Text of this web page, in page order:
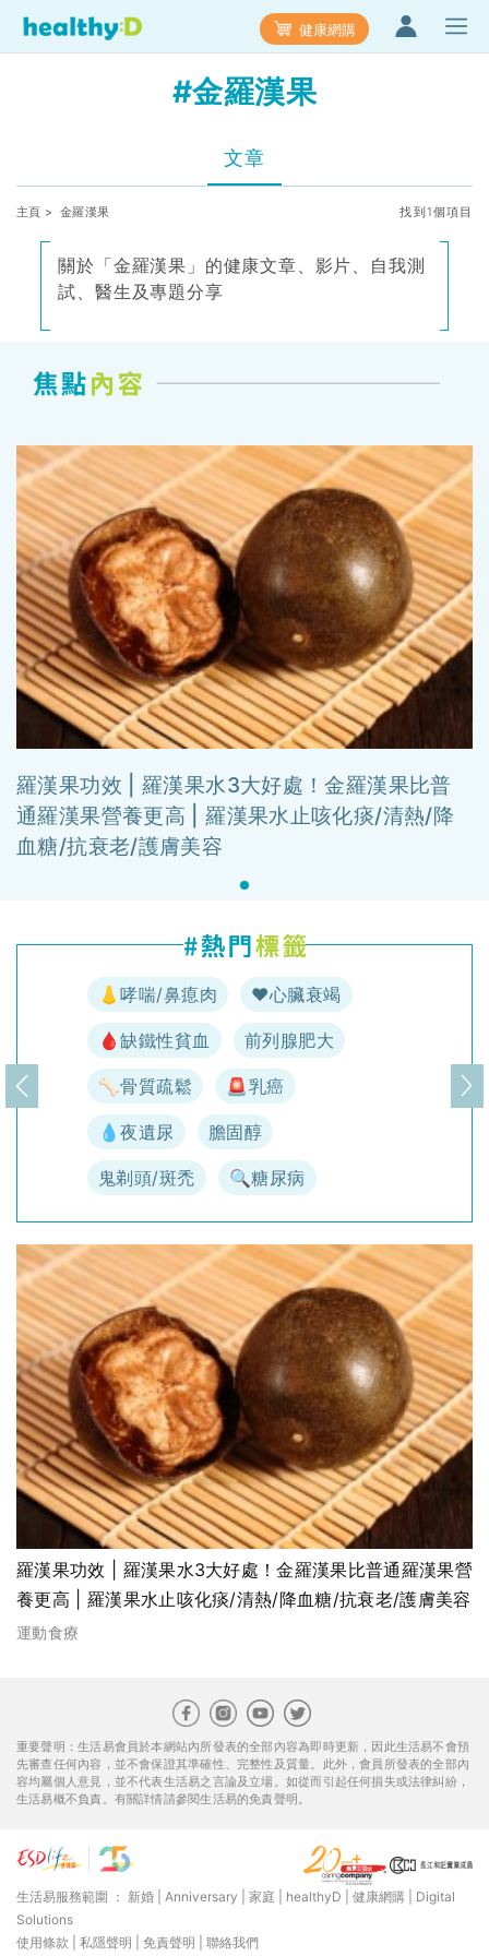
健康網購
#金羅漢果
文章
主頁 > 金羅漢果 找到1個項目
關於「金羅漢果」的健康文章、影片、自我測
試、醫生及專題分享
羅漢果功效 | 羅漢果水3大好處！金羅漢果比普
通羅漢果營養更高 | 羅漢果水止咳化痰/清熱/降
血糖/抗衰老/護膚美容
👃哮喘/鼻瘜肉 ♥️心臟衰竭
🩸缺鐵性貧血 前列腺肥大
🦴骨質疏鬆 🚨乳癌
💧夜遺尿 膽固醇
鬼剃頭/斑禿 🔍糖尿病
上一頁 下
羅漢果功效 | 羅漢果水3大好處！金羅漢果比普通羅漢果營
養更高 | 羅漢果水止咳化痰/清熱/降血糖/抗衰老/護膚美容
運動食療
重要聲明：生活易會員於本網站內所發表的全部內容為即時更新，因此生活易不會預
先審查任何內容，並不會保證其準確性、完整性及質量。此外，會員所發表的全部內
容均屬個人意見，並不代表生活易之言論及立場。如從而引起任何損失或法律糾紛，
生活易概不負責。有關詳情請參閱生活易的免責聲明。
生活易服務範圍 ： 新婚 Anniversary 家庭 healthyD 健康網購
Digital
Solutions
使用條款
私隱聲明 免責聲明 聯絡我們